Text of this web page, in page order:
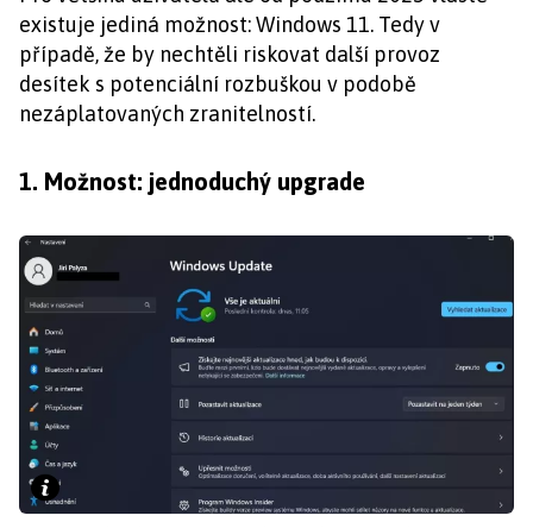
existuje jediná možnost: Windows 11. Tedy v
případě, že by nechtěli riskovat další provoz
desítek s potenciální rozbuškou v podobě
nezáplatovaných zranitelností.
1. Možnost: jednoduchý upgrade